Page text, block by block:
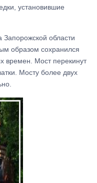
установившие
области
образом сохранился
времен. Мост перекинут
Мосту более двух